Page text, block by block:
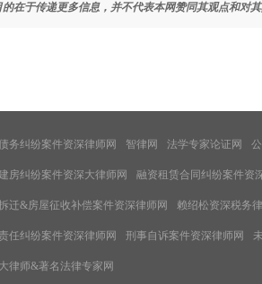
在于传递更多信息，并不代表本网赞同其观点和对
务纠纷案件资深律师网 智律网 法学专家论证网
房纠纷案件资深大律师网 融资租赁合同纠纷案件资
迁&房屋征收补偿案件资深律师网 赖绍松资深税务
任纠纷案件资深律师网 刑事自诉案件资深律师网
律师&著名法律专家网